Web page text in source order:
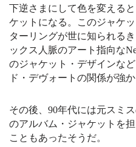
下逆さまにして色を変える
ケットになる。このジャケ
ターリングが世に知られる
ックス人脈のアート指向な
のジャケット・デザインな
ド・デヴォートの関係が強
その後、90年代には元スミス
のアルバム・ジャケットを
こともあったそうだ。